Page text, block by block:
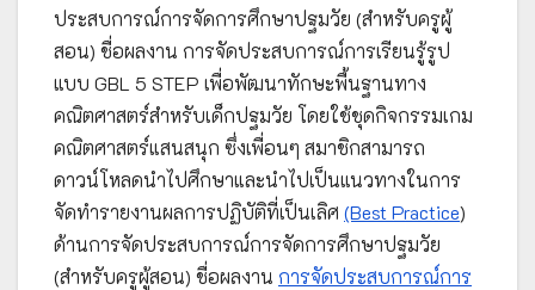
ประสบการณ์การจัดการศึกษาปฐมวัย (สำหรับครูผู้
สอน) ชื่อผลงาน การจัดประสบการณ์การเรียนรู้รูป
แบบ GBL 5 STEP เพื่อพัฒนาทักษะพื้นฐานทาง
คณิตศาสตร์สำหรับเด็กปฐมวัย โดยใช้ชุดกิจกรรมเกม
คณิตศาสตร์แสนสนุก ซึ่งเพื่อนๆ สมาชิกสามารถ
ดาวน์โหลดนำไปศึกษาและนำไปเป็นแนวทางในการ
จัดทำรายงานผลการปฏิบัติที่เป็นเลิศ (Best Practice)
ด้านการจัดประสบการณ์การจัดการศึกษาปฐมวัย
(สำหรับครูผู้สอน) ชื่อผลงาน การจัดประสบการณ์การ